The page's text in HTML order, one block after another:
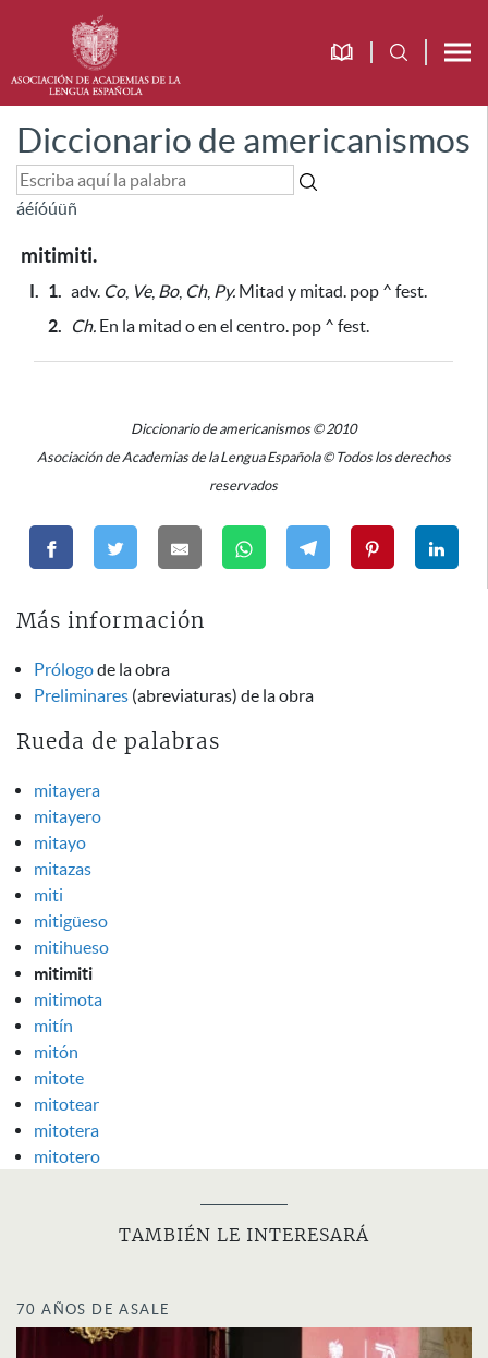
Diccionario de americanismos
áéíóúüñ
mitimiti.
I. 1. adv. Co, Ve, Bo, Ch, Py. Mitad y mitad. pop ^ fest.
2.
Ch. En la mitad o en el centro. pop ^ fest.
Diccionario de americanismos © 2010
Asociación de Academias de la Lengua Española © Todos los derechos
reservados
Más información
Prólogode la obra
Preliminares (abreviaturas) de la obra
Rueda de palabras
mitayera
mitayero
mitayo
mitazas
miti
mitigüeso
mitihueso
mitimiti
mitimota
mitín
mitón
mitote
mitotear
mitotera
mitotero
TAMBIÉN LE INTERESARÁ
70 AÑOS DE ASALE